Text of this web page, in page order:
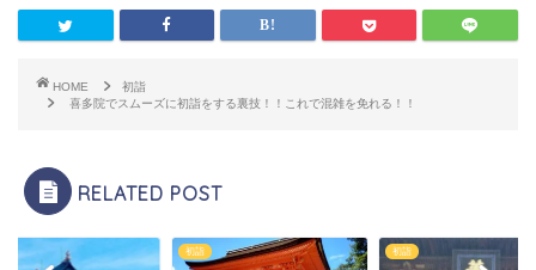
HOME
初詣
喜多院でスムーズに初詣をする裏技！！これで混雑を免れる！！
RELATED POST
初詣 初詣